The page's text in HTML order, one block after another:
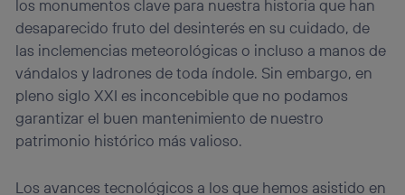
los monumentos clave para nuestra historia que han
desaparecido fruto del desinterés en su cuidado, de
las inclemencias meteorológicas o incluso a manos de
vándalos y ladrones de toda índole. Sin embargo, en
pleno siglo XXI es inconcebible que no podamos
garantizar el buen mantenimiento de nuestro
patrimonio histórico más valioso.
Los avances tecnológicos a los que hemos asistido en
navegación del usuario del móvil.
Puedes gestionar los consentimientos Utiq seleccionando
“Administrar Utiq” en la parte inferior de esta página web o
visitando el portal de privacidad de Utiq
(“consenthub”)
. Para más información, consulta
la política de privacidad de Utiq.